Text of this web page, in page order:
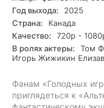
Год выхода:
2025
Страна:
Канада
Качество:
720р -
В ролях актеры:
Том
Игорь Жижикин
Фанам «Голодных
приглядеться к